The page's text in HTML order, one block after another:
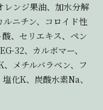
レンジ果油、加水分解
ニチン、コロイド性
、セリエキス、ペン
32、カルボマー、
メチルバラベン、フ
化K、炭酸水素Na、